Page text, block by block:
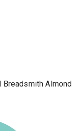
Breadsmith Almond